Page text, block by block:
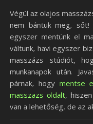
Végül az olajos
nem bántuk meg,
egyszer mentünk el
váltunk, havi egyszer
masszázs stúdiót,
munkanapok után.
párnak, hogy mentse
masszazs oldalt,
van a lehetőség, de az